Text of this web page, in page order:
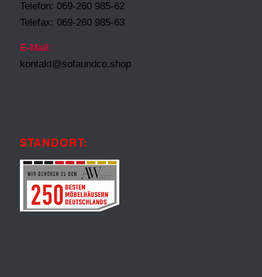
Telefon: 069-260 985-62
Telefax: 069-260 985-63
E-Mail:
kontakt@sofaundco.shop
STANDORT: